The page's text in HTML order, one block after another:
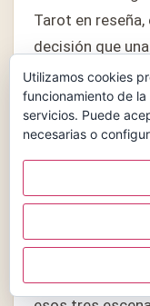
Tarot en
decisión que
porque te
Crowley Thoth
casa.
Otra forma
Thoth Tarot en
reales: una
orientación y
Aleister
Utilizamos cookies
funcionamiento de
servicios. Puede
necesarias o